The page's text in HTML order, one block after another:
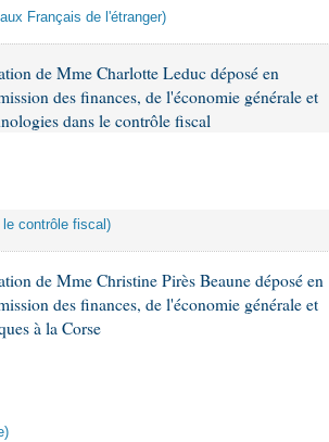
Français de l'étranger)
de Mme Charlotte Leduc déposé en
des finances, de l'économie générale et
dans le contrôle fiscal
contrôle fiscal)
de Mme Christine Pirès Beaune déposé en
des finances, de l'économie générale et
à la Corse